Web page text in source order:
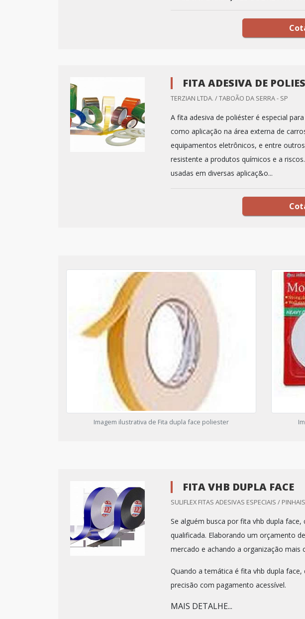
FITA ADESIVA DE
TERZIAN LTDA. / TABOÃO DA SERRA - SP
A fita adesiva de poliéster é especial
como aplicação na área externa de
equipamentos eletrônicos, e entre
resistente a produtos químicos e a
usadas em diversas aplicaç&o...
Imagem ilustrativa de Fita dupla face poliester
FITA VHB DUPLA FACE
SULIFLEX FITAS ADESIVAS ESPECIAIS /
Se alguém busca por fita vhb dupla
qualificada. Elaborando um orçamento
mercado e achando a organização mais
Quando a temática é fita vhb dupla
precisão com pagamento acessível.
MAIS DETALHE...